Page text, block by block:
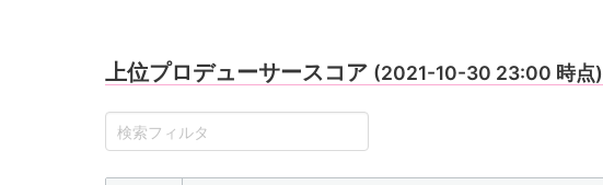
上位プロデューサースコア (2021-10-30 23:00 時点)